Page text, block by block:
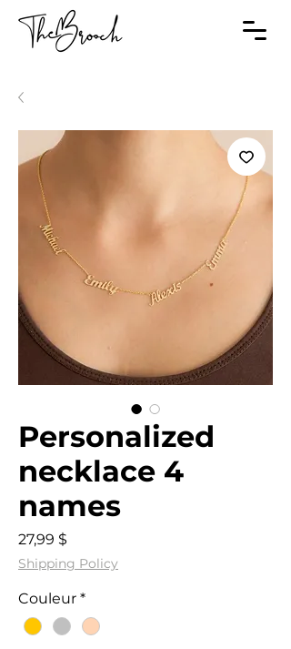
Personalized
necklace 4
names
27,99 $
Shipping Policy
Couleur *